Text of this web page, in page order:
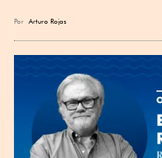
Por Arturo Rojas